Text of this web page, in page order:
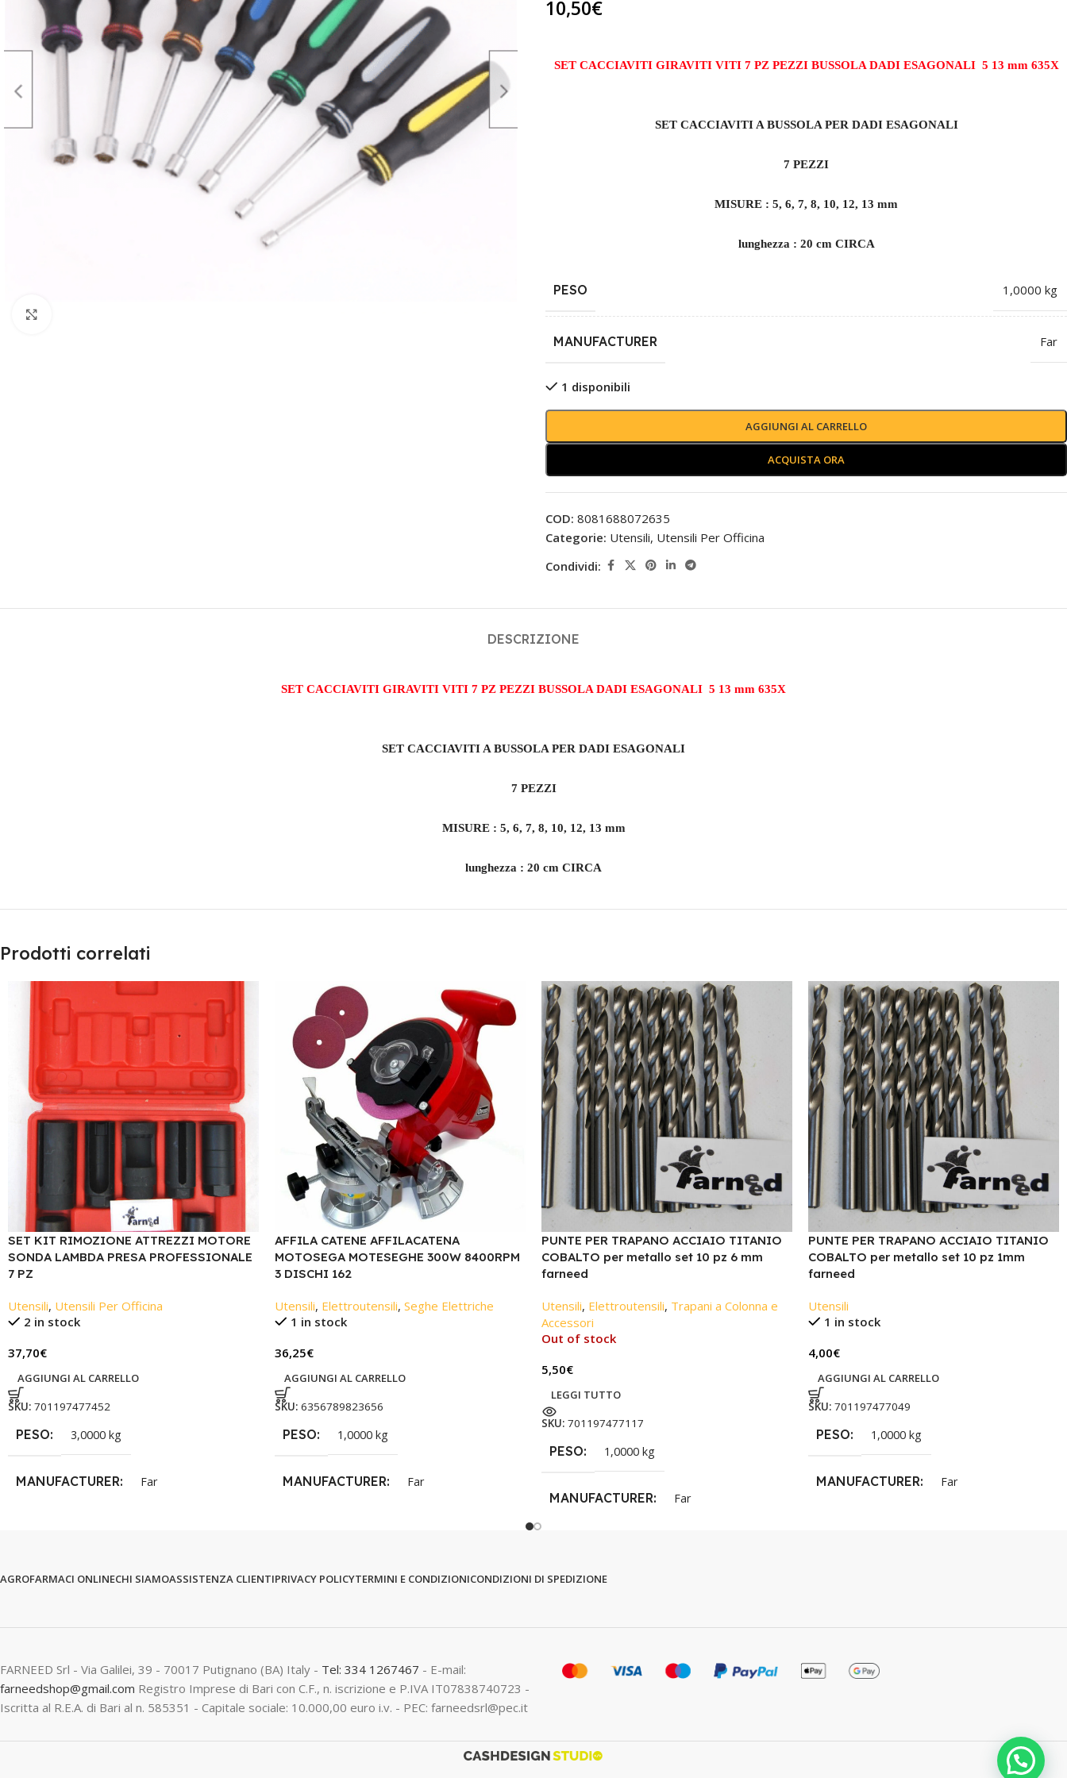
10,50€
SET CACCIAVITI GIRAVITI VITI 7 PZ PEZZI BUSSOLA DADI ESAGONALI 5 13 mm 635X
SET CACCIAVITI A BUSSOLA PER DADI ESAGONALI
7 PEZZI
MISURE : 5, 6, 7, 8, 10, 12, 13 mm
lunghezza : 20 cm CIRCA
PESO 1,0000 kg
MANUFACTURER Far
1 disponibili
AGGIUNGI AL CARRELLO
ACQUISTA ORA
COD: 8081688072635
Categorie: Utensili, Utensili Per Officina
Condividi:
DESCRIZIONE
SET CACCIAVITI GIRAVITI VITI 7 PZ PEZZI BUSSOLA DADI ESAGONALI 5 13 mm 635X
SET CACCIAVITI A BUSSOLA PER DADI ESAGONALI
7 PEZZI
MISURE : 5, 6, 7, 8, 10, 12, 13 mm
lunghezza : 20 cm CIRCA
Prodotti correlati
SET KIT RIMOZIONE ATTREZZI MOTORE
SONDA LAMBDA PRESA PROFESSIONALE
7 PZ
Utensili, Utensili Per Officina
2 in stock
37,70€
AGGIUNGI AL CARRELLO
SKU: 701197477452
PESO 3,0000 kg
MANUFACTURER Far
AFFILA CATENE AFFILACATENA
MOTOSEGA MOTESEGHE 300W 8400RPM
3 DISCHI 162
Utensili, Elettroutensili, Seghe Elettriche
1 in stock
36,25€
AGGIUNGI AL CARRELLO
SKU: 6356789823656
PESO 1,0000 kg
MANUFACTURER Far
PUNTE PER TRAPANO ACCIAIO TITANIO
COBALTO per metallo set 10 pz 6 mm
farneed
Utensili, Elettroutensili, Trapani a Colonna e
Accessori
Out of stock
5,50€
LEGGI TUTTO
SKU: 701197477117
PESO 1,0000 kg
MANUFACTURER Far
PUNTE PER TRAPANO ACCIAIO TITANIO
COBALTO per metallo set 10 pz 1mm
farneed
Utensili
1 in stock
4,00€
AGGIUNGI AL CARRELLO
SKU: 701197477049
PESO 1,0000 kg
MANUFACTURER Far
AGROFARMACI ONLINECHI SIAMOASSISTENZA CLIENTIPRIVACY POLICYTERMINI E CONDIZIONICONDIZIONI DI SPEDIZIONE
FARNEED Srl - Via Galilei, 39 - 70017 Putignano (BA) Italy - Tel: 334 1267467 - E-mail:
farneedshop@gmail.com Registro Imprese di Bari con C.F., n. iscrizione e P.IVA IT07838740723 -
Iscritta al R.E.A. di Bari al n. 585351 - Capitale sociale: 10.000,00 euro i.v. - PEC: farneedsrl@pec.it